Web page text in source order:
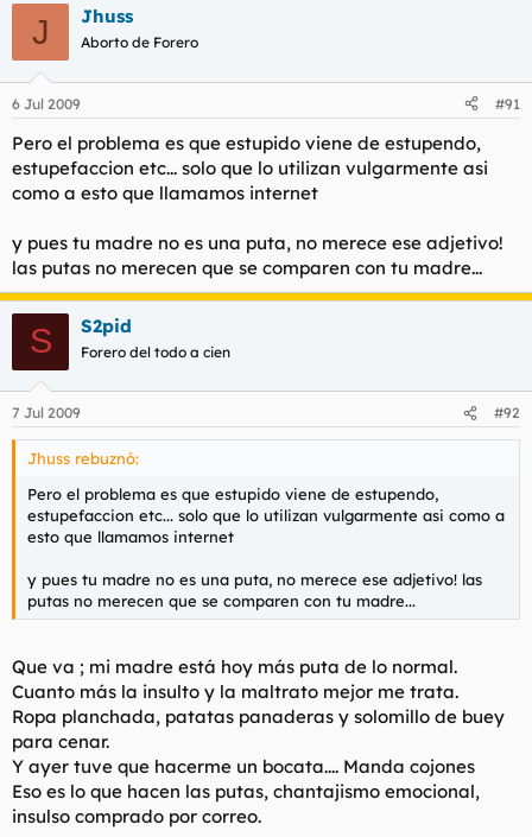
J Jhuss
Aborto de Forero
6 Jul 2009 #91
Pero el problema es que estupido viene de estupendo,
estupefaccion etc... solo que lo utilizan vulgarmente asi
como a esto que llamamos internet
y pues tu madre no es una puta, no merece ese adjetivo!
las putas no merecen que se comparen con tu madre...
S S2pid
Forero del todo a cien
7 Jul 2009 #92
Jhuss rebuznó:
Pero el problema es que estupido viene de estupendo,
estupefaccion etc... solo que lo utilizan vulgarmente asi como a
esto que llamamos internet
y pues tu madre no es una puta, no merece ese adjetivo! las
putas no merecen que se comparen con tu madre...
Que va ; mi madre está hoy más puta de lo normal.
Cuanto más la insulto y la maltrato mejor me trata.
Ropa planchada, patatas panaderas y solomillo de buey
para cenar.
Y ayer tuve que hacerme un bocata.... Manda cojones
Eso es lo que hacen las putas, chantajismo emocional,
insulso comprado por correo.